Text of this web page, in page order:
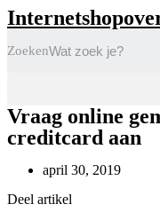
Zoeken
Vraag online
creditcard aan
april 30, 2019
Deel artikel